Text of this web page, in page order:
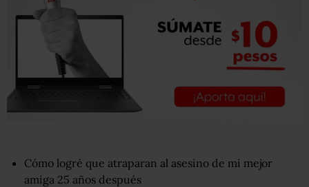
Cómo logré que atraparan al asesino de mi mejor
amiga 25 años después